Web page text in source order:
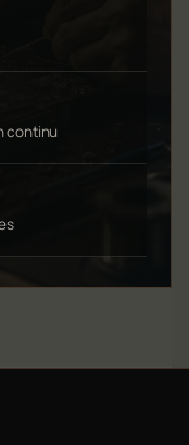
continu